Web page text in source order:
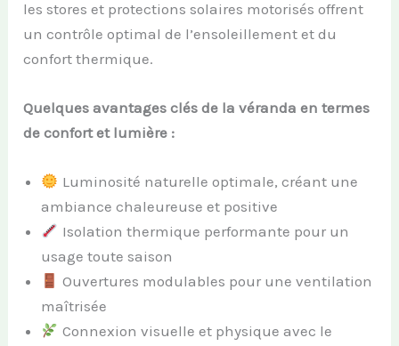
les stores et protections solaires motorisés offrent
un contrôle optimal de l’ensoleillement et du
confort thermique.
Quelques avantages clés de la véranda en termes
de confort et lumière :
Luminosité naturelle optimale, créant une
ambiance chaleureuse et positive
Isolation thermique performante pour un
usage toute saison
Ouvertures modulables pour une ventilation
maîtrisée
Connexion visuelle et physique avec le